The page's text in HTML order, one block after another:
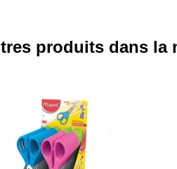
produits dans la